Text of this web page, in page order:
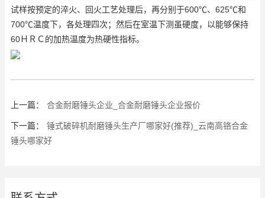
试样按预定的淬火、回火工艺处理后，再分别于600℃、625℃和
700℃温度下，各处理四次；然后在室温下测虽硬度，以能够保持
60ＨＲＣ的加热温度为热硬性指标。
上一篇： 合金耐磨锤头企业_合金耐磨锤头企业报价
下一篇：
锤式破碎机耐磨锤头生产厂哪家好(推荐)_云南高铬合金
锤头哪家好